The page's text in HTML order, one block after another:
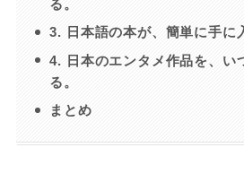
る。
3. 日本語の本が、簡単に手に
4. 日本のエンタメ作品を、い
る。
まとめ